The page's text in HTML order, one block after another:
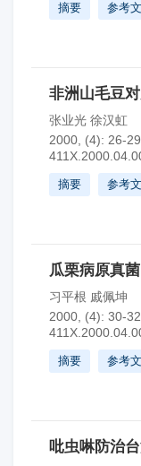
摘要 参考
非洲山毛豆
张业光 徐汉虹
2000, (4): 26-29.
摘要 参考
瓜栗病原真
习平根 戚佩坤
2000, (4): 30-32.
摘要 参考
吡虫啉防治